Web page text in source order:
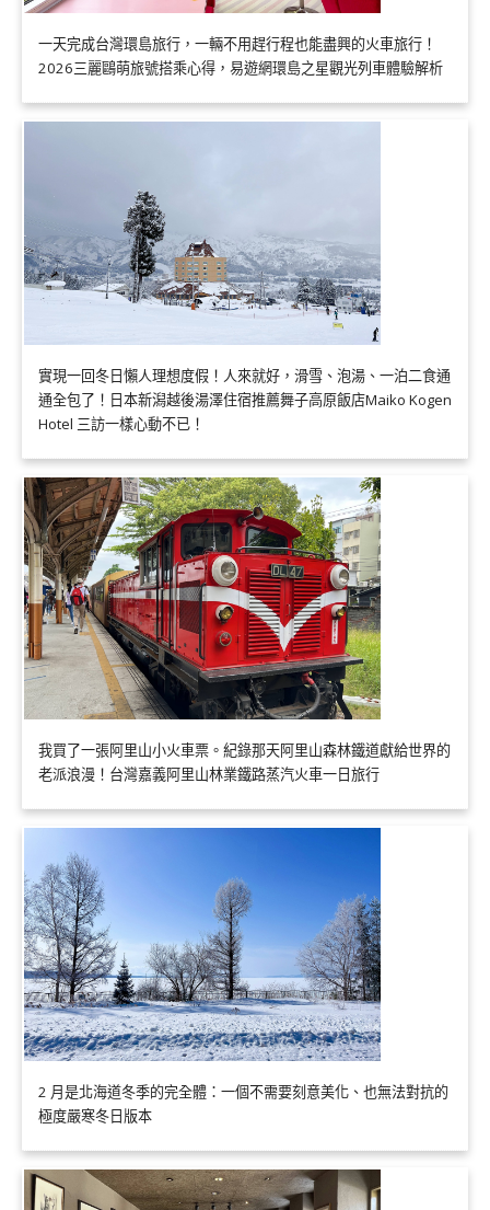
一天完成台灣環島旅行，一輛不用趕行程也能盡興的火車旅行！
2026三麗鷗萌旅號搭乘心得，易遊網環島之星觀光列車體驗解析
實現一回冬日懶人理想度假！人來就好，滑雪、泡湯、一泊二食通
通全包了！日本新潟越後湯澤住宿推薦舞子高原飯店Maiko Kogen
Hotel 三訪一樣心動不已！
我買了一張阿里山小火車票。紀錄那天阿里山森林鐵道獻給世界的
老派浪漫！台灣嘉義阿里山林業鐵路蒸汽火車一日旅行
2 月是北海道冬季的完全體：一個不需要刻意美化、也無法對抗的
極度嚴寒冬日版本